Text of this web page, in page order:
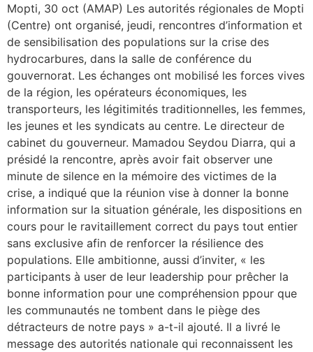
Mopti, 30 oct (AMAP) Les autorités régionales de Mopti
(Centre) ont organisé, jeudi, rencontres d’information et
de sensibilisation des populations sur la crise des
hydrocarbures, dans la salle de conférence du
gouvernorat. Les échanges ont mobilisé les forces vives
de la région, les opérateurs économiques, les
transporteurs, les légitimités traditionnelles, les femmes,
les jeunes et les syndicats au centre. Le directeur de
cabinet du gouverneur. Mamadou Seydou Diarra, qui a
présidé la rencontre, après avoir fait observer une
minute de silence en la mémoire des victimes de la
crise, a indiqué que la réunion vise à donner la bonne
information sur la situation générale, les dispositions en
cours pour le ravitaillement correct du pays tout entier
sans exclusive afin de renforcer la résilience des
populations. Elle ambitionne, aussi d’inviter, « les
participants à user de leur leadership pour prêcher la
bonne information pour une compréhension ppour que
les communautés ne tombent dans le piège des
détracteurs de notre pays » a-t-il ajouté. Il a livré le
message des autorités nationale qui reconnaissent les